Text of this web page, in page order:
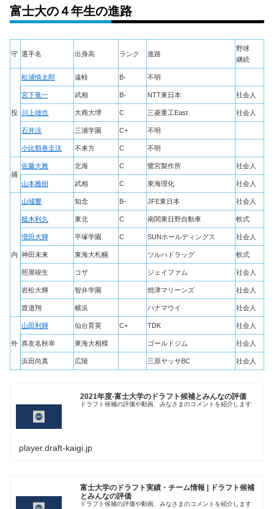
富士大の４年生の進路
守 選手名 出身高 ランク 進路
野球
継続
投
松浦慎太郎 遠軽 B- 不明
宮下竜一 武相 B- NTT東日本 社会人
川上雄也 大商大堺 C 三菱重工East 社会人
石井涼 三浦学園 C+ 不明
小比類巻圭汰 不来方 C 不明
捕
佐藤大雅 北海 C 鷺宮製作所 社会人
山本雅樹 武相 C 東海理化 社会人
内
山城響 知念 B- JFE東日本 社会人
植木利久 東北 C 南関東日野自動車 軟式
増田大輝 平塚学園 C SUNホールディングス 社会人
神田未来 東海大札幌 ツルハドラッグ 軟式
照屋竣生 コザ ジェイファム 社会人
岩松大輝 智弁学園 焼津マリーンズ 社会人
渡邉翔 横浜 ハナマウイ 社会人
外
山田利輝 仙台育英 C+ TDK 社会人
喜友名秋幸 東海大相模 ゴールドジム 社会人
浜田尚真 広陵 三原ヤッサBC 社会人
2021年度-富士大学のドラフト候補とみんなの評価
ドラフト候補の評価や動画、みなさまのコメントを紹介します
player.draft-kaigi.jp
富士大学のドラフト実績・チーム情報 | ドラフト候補
とみんなの評価
ドラフト候補の評価や動画、みなさまのコメントを紹介します